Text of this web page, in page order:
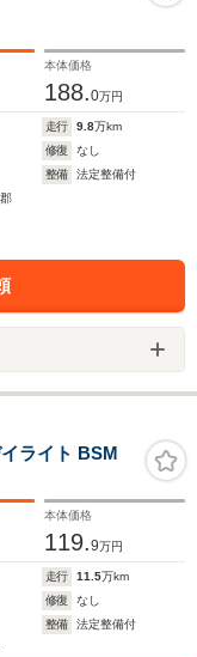
本体価格
188.0万円
走行 9.8万km
修復
なし
整備
法定整備付
本体価格
119.9万円
走行 11.5万km
修復
なし
整備
法定整備付